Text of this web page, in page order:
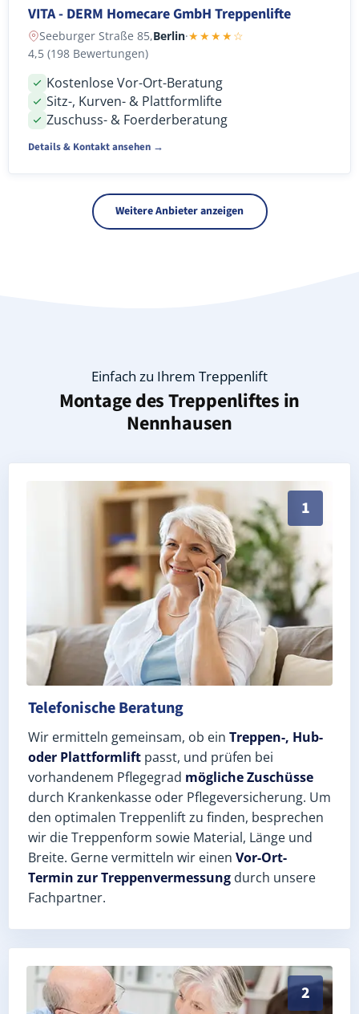
VITA - DERM Homecare GmbH Treppenlifte
Seeburger Straße 85,Berlin·★★★★☆
4,5 (198 Bewertungen)
Kostenlose Vor-Ort-Beratung
Sitz-, Kurven- & Plattformlifte
Zuschuss- & Foerderberatung
Details & Kontakt ansehen →
Weitere Anbieter anzeigen
Einfach zu Ihrem Treppenlift
Montage des Treppenliftes in
Nennhausen
1
Persönliche Treppenlift-Beratung in Nennhausen
Telefonische Beratung
Wir ermitteln gemeinsam, ob ein Treppen-, Hub-
oder Plattformlift passt, und prüfen bei
vorhandenem Pflegegrad mögliche Zuschüsse
durch Krankenkasse oder Pflegeversicherung. Um
den optimalen Treppenlift zu finden, besprechen
wir die Treppenform sowie Material, Länge und
Breite. Gerne vermitteln wir einen Vor-Ort-
Termin zur Treppenvermessung durch unsere
Fachpartner.
2
Exaktes Aufmaß in Nennhausen (Landkreis